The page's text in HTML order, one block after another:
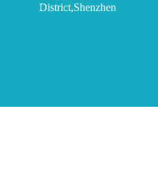
District,Shenzhen